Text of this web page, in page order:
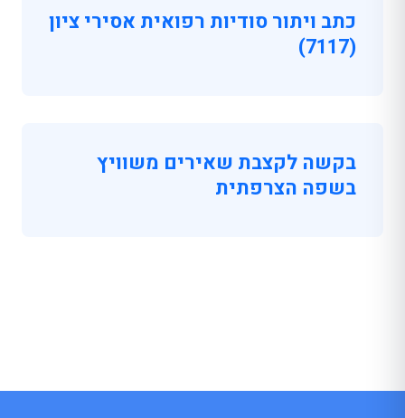
כתב ויתור סודיות רפואית אסירי ציון
(7117)
בקשה לקצבת שאירים משוויץ
בשפה הצרפתית